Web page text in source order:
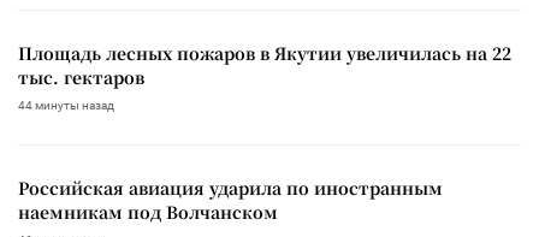
Площадь лесных пожаров в Якутии увеличилась на 22
тыс. гектаров
44 минуты назад
Российская авиация ударила по иностранным
наемникам под Волчанском